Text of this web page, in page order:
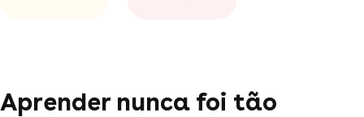
Aprender nunca foi tão